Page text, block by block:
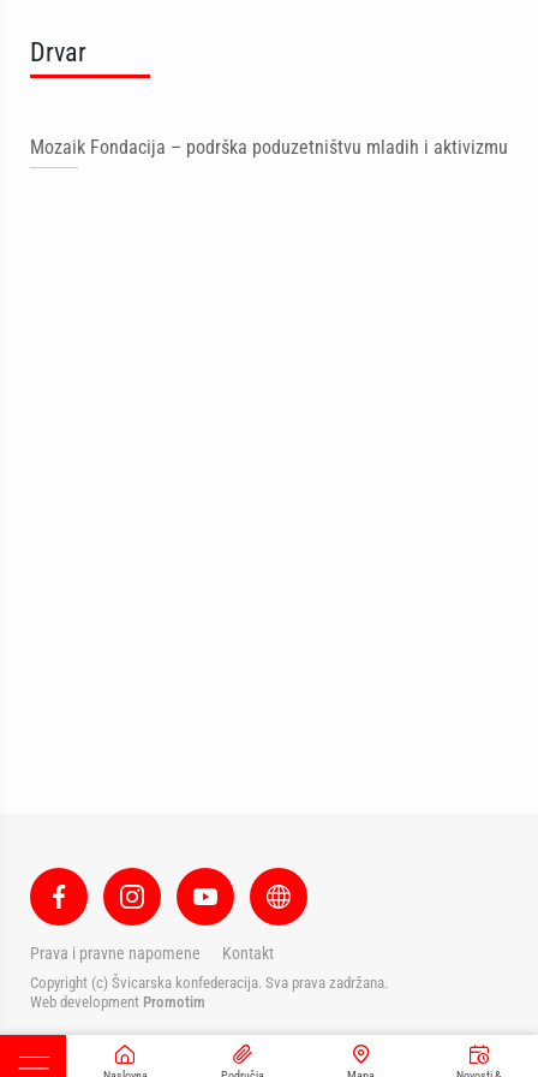
Drvar
Mozaik Fondacija – podrška poduzetništvu mladih i aktivizmu
Prava i pravne napomene Kontakt
Copyright (c) Švicarska konfederacija. Sva prava zadržana.
Web development Promotim